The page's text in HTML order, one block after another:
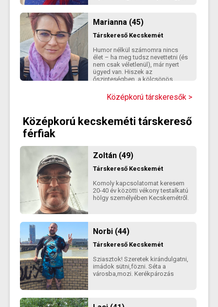
Marianna (45)
Társkereső Kecskemét
Humor nélkül számomra nincs
élet – ha meg tudsz nevettetni (és
nem csak véletlenül), már nyert
ügyed van. Hiszek az
őszinteségben, a kölcsönös
mindenki a legjobb verziója lehet
– de csak ha önmaga marad.
beszélgetéseket, amik közben
elfelejted megnézni az órát. Nem
nevethető." Nem tudok írni nincs
előfizetésem..
Középkorú társkeresők >
Középkorú kecskeméti társkereső
férfiak
Zoltán (49)
Társkereső Kecskemét
Komoly kapcsolatomat keresem
20-40 év közötti vékony testalkatú
hölgy személyében Kecskemétről.
Norbi (44)
Társkereső Kecskemét
Sziasztok! Szeretek kirándulgatni,
imádok sütni,fözni. Séta a
városba,mozi. Kerékpározás